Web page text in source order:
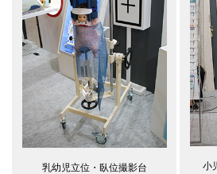
乳幼児立位・臥位撮影台
小